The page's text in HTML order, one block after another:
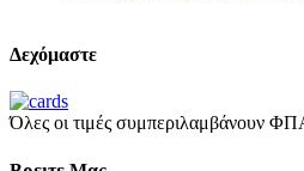
Δεχόμαστε
Όλες οι τιμές συμπεριλαμβάνουν